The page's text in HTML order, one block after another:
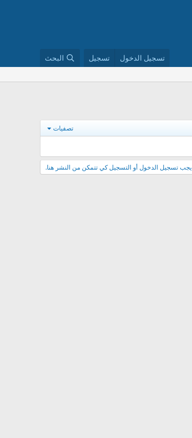
تسجيل الدخول تسجيل البحث
تصفيات
يجب تسجيل الدخول أو التسجيل كي تتمكن من النشر هنا.